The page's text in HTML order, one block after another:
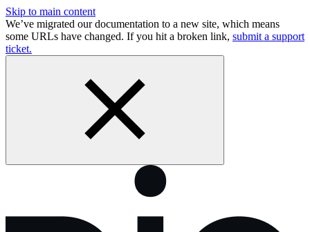
Skip to main content
We’ve migrated our documentation to a new site, which means
some URLs have changed. If you hit a broken link, submit a support
ticket.